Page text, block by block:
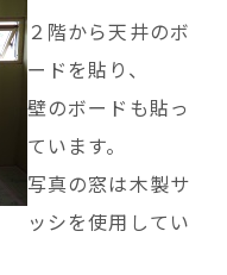
２階から天井のボ
ードを貼り、
壁のボードも貼っ
ています。
写真の窓は木製サ
ッシを使用してい